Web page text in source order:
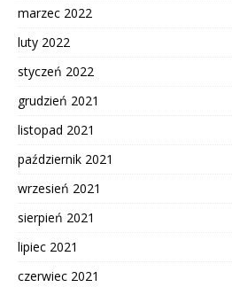
marzec 2022
luty 2022
styczeń 2022
grudzień 2021
listopad 2021
październik 2021
wrzesień 2021
sierpień 2021
lipiec 2021
czerwiec 2021